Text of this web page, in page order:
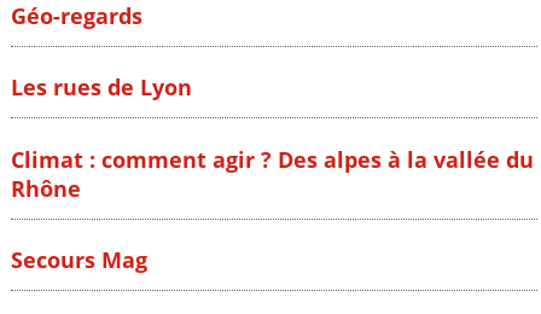
Géo-regards
Les rues de Lyon
Climat : comment agir ? Des alpes à la vallée du
Rhône
Secours Mag